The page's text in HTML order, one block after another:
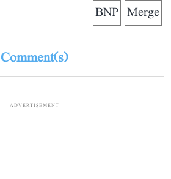
Merge
BNP
Comment(s)
ADVERTISEMENT